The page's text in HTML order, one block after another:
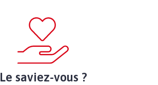
Le saviez-vous ?